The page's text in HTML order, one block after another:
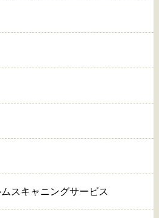
スキャニングサービス